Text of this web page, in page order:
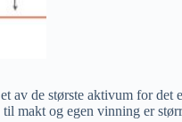
de største aktivum for
makt og egen vinning er